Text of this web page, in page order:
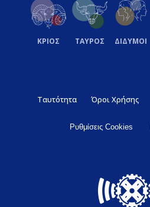
ΚΡΙΟΣ ΤΑΥΡΟΣ ΔΙΔΥΜΟΙ
Ταυτότητα Όροι Χρήσης
Ρυθμίσεις Cookies